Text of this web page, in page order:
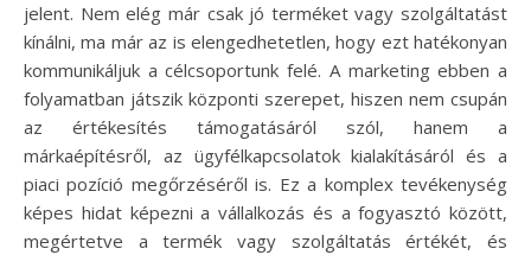
jelent. Nem elég már csak jó terméket vagy szolgáltatást
kínálni, ma már az is elengedhetetlen, hogy ezt hatékonyan
kommunikáljuk a célcsoportunk felé. A marketing ebben a
folyamatban játszik központi szerepet, hiszen nem csupán
az értékesítés támogatásáról szól, hanem a
márkaépítésről, az ügyfélkapcsolatok kialakításáról és a
piaci pozíció megőrzéséről is. Ez a komplex tevékenység
képes hidat képezni a vállalkozás és a fogyasztó között,
megértetve a termék vagy szolgáltatás értékét, és